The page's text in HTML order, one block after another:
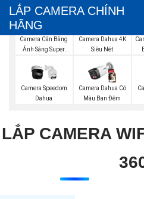
LẮP CAMERA CHÍNH
HÃNG
Camera Cân Bằng
Ánh Sáng Super
Camera Dahua 4K
Siêu Nét
Camera Speedom
Dahua
Camera Dahua Có
Màu Ban Đêm
LẮP CAMERA